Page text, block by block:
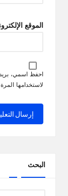
الموقع
احفظ اسمي،
لاستخدامها
البحث